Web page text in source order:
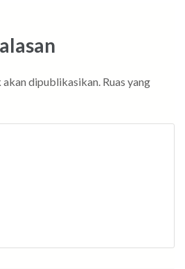
dipublikasikan. Ruas yang